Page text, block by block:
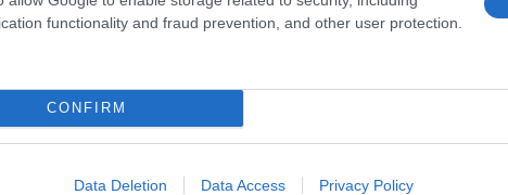
functionality and fraud prevention, and other user protection.
CONFIRM
Data Deletion Data Access Privacy Policy
en las ciudades. «El crecimiento
vinculada a una economía más